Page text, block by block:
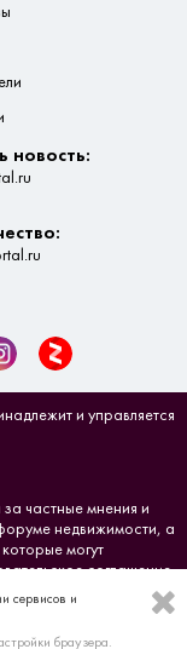
сервисов и
браузера.
новость:
и управляется
частные мнения и
недвижимости, а
могут
соглашение